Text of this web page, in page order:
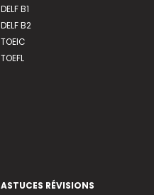
DELF B1
DELF B2
TOEIC
TOEFL
ASTUCES RÉVISIONS